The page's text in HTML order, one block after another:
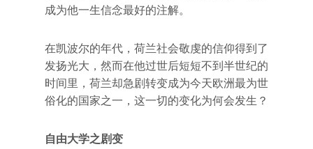
成为他一生信念最好的注解。
在凯波尔的年代，荷兰社会敬虔的信仰得到了
发扬光大，然而在他过世后短短不到半世纪的
时间里，荷兰却急剧转变成为今天欧洲最为世
俗化的国家之一，这一切的变化为何会发生？
自由大学之剧变